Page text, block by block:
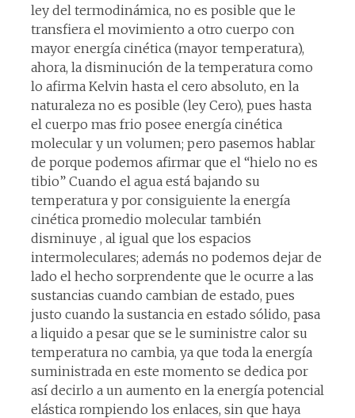
ley del termodinámica, no es posible que le
transfiera el movimiento a otro cuerpo con
mayor energía cinética (mayor temperatura),
ahora, la disminución de la temperatura como
lo afirma Kelvin hasta el cero absoluto, en la
naturaleza no es posible (ley Cero), pues hasta
el cuerpo mas frio posee energía cinética
molecular y un volumen; pero pasemos hablar
de porque podemos afirmar que el “hielo no es
tibio” Cuando el agua está bajando su
temperatura y por consiguiente la energía
cinética promedio molecular también
disminuye , al igual que los espacios
intermoleculares; además no podemos dejar de
lado el hecho sorprendente que le ocurre a las
sustancias cuando cambian de estado, pues
justo cuando la sustancia en estado sólido, pasa
a liquido a pesar que se le suministre calor su
temperatura no cambia, ya que toda la energía
suministrada en este momento se dedica por
así decirlo a un aumento en la energía potencial
elástica rompiendo los enlaces, sin que haya